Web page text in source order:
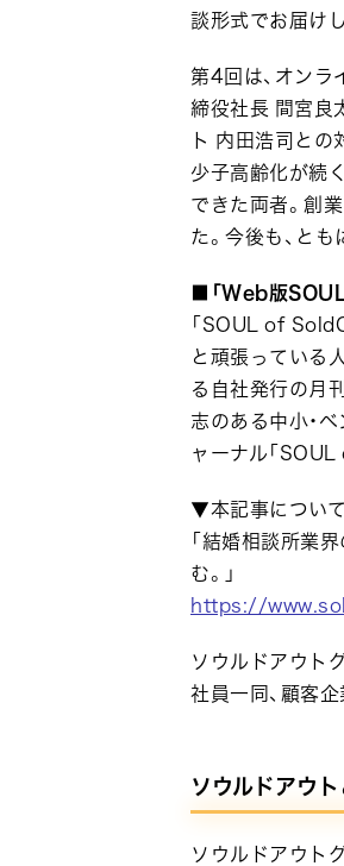
談形式でお届け
第4回は、オン
締役社長 間宮良
ト 内田浩司との
少子高齢化が続
できた両者。創
た。今後も、と
■「Web版
「SOUL of
と頑張っている
る自社発行の月
志のある中小・
ャーナル「
▼本記事につい
「結婚相談所業
む。」
https://
ソウルドアウト
社員一同、顧客
ソウルドアウ
ソウルドアウト